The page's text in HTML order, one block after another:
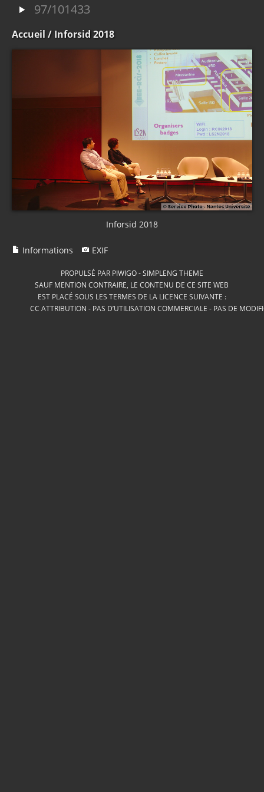
97/101433
Accueil / Inforsid 2018
Inforsid 2018
Informations EXIF
PROPULSÉ PAR PIWIGO-SIMPLENG THEME
SAUF MENTION CONTRAIRE, LE CONTENU DE CE SITE WEB
EST PLACÉ SOUS LES TERMES DE LA LICENCE SUIVANTE :
CC ATTRIBUTION - PAS D’UTILISATION COMMERCIALE - PAS DE